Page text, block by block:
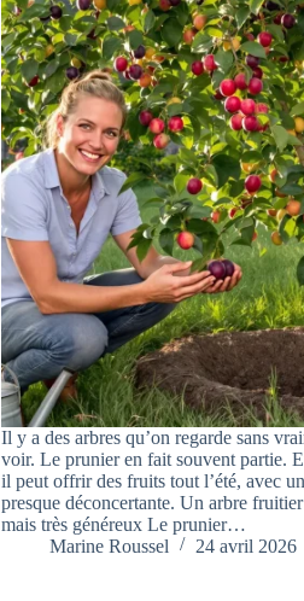
Il y a des arbres qu’on regarde sans
voir. Le prunier en fait souvent partie.
il peut offrir des fruits tout l’été, avec
presque déconcertante. Un arbre
mais très généreux Le prunier…
Marine Roussel
24 avril 2026